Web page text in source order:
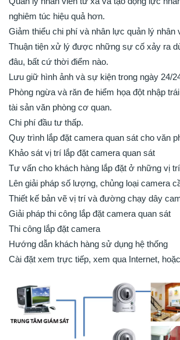
nghiêm túc hiệu quả hơn.
Giảm thiểu chi phí và nhân lực quản lý nhân
Thuận tiện xử lý được những sự cố xảy ra
đâu, bất cứ thời điểm nào.
Lưu giữ hình ảnh và sự kiện trong ngày 24/
Phòng ngừa và răn đe hiểm họa đột nhập
tài sản văn phòng cơ quan.
Chi phí đầu tư thấp.
Quy trình lắp đặt camera quan sát cho văn
Khảo sát vị trí lắp đặt camera quan sát
Tư vấn cho khách hàng lắp đặt ở những vị
Lên giải pháp số lượng, chủng loại camera
Thiết kế bản vẽ vị trí và đường chạy dây
Giải pháp thi công lắp đặt camera quan sát
Thi công lắp đặt camera
Hướng dẫn khách hàng sử dụng hệ thống
Cài đặt xem trực tiếp, xem qua Internet,